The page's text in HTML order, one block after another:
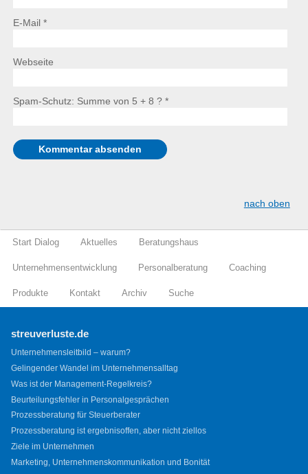
E-Mail *
Webseite
Spam-Schutz: Summe von 5 + 8 ? *
nach oben
Start Dialog Aktuelles Beratungshaus
Unternehmensentwicklung Personalberatung Coaching
Produkte Kontakt Archiv Suche
streuverluste.de
Unternehmensleitbild – warum?
Gelingender Wandel im Unternehmensalltag
Was ist der Management-Regelkreis?
Beurteilungsfehler in Personalgesprächen
Prozessberatung für Steuerberater
Prozessberatung ist ergebnisoffen, aber nicht ziellos
Ziele im Unternehmen
Marketing, Unternehmenskommunikation und Bonität